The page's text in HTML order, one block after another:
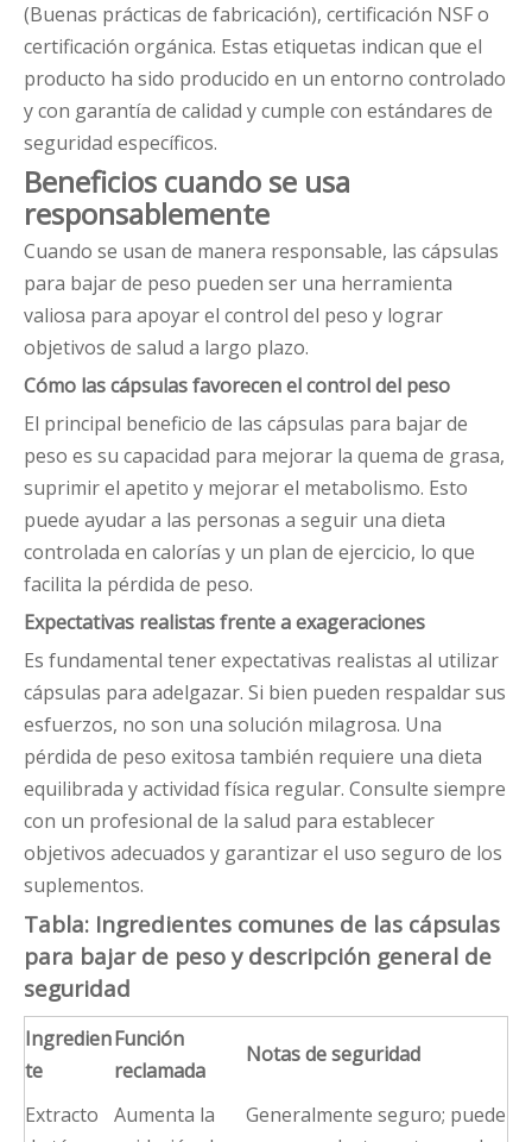
(Buenas prácticas de fabricación), certificación NSF o
certificación orgánica. Estas etiquetas indican que el
producto ha sido producido en un entorno controlado
y con garantía de calidad y cumple con estándares de
seguridad específicos.
Beneficios cuando se usa
responsablemente
Cuando se usan de manera responsable, las cápsulas
para bajar de peso pueden ser una herramienta
valiosa para apoyar el control del peso y lograr
objetivos de salud a largo plazo.
Cómo las cápsulas favorecen el control del peso
El principal beneficio de las cápsulas para bajar de
peso es su capacidad para mejorar la quema de grasa,
suprimir el apetito y mejorar el metabolismo. Esto
puede ayudar a las personas a seguir una dieta
controlada en calorías y un plan de ejercicio, lo que
facilita la pérdida de peso.
Expectativas realistas frente a exageraciones
Es fundamental tener expectativas realistas al utilizar
cápsulas para adelgazar. Si bien pueden respaldar sus
esfuerzos, no son una solución milagrosa. Una
pérdida de peso exitosa también requiere una dieta
equilibrada y actividad física regular. Consulte siempre
con un profesional de la salud para establecer
objetivos adecuados y garantizar el uso seguro de los
suplementos.
Tabla: Ingredientes comunes de las cápsulas
para bajar de peso y descripción general de
seguridad
Ingredien
te
Función
reclamada
Notas de seguridad
Extracto
Aumenta la
Generalmente seguro; puede